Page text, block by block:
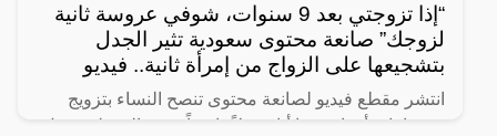
“إذا تزوجتي بعد 9 سنوات، شوفي عروسة ثانية
لزوجك” صانعة محتوى سعودية تثير الجدل
بتشجيعها على الزواج من إمرأة ثانية.. فيديو
انتشر مقطع فيديو لصانعة محتوى تنصح النساء بتزويج
زوجها بامرأة ثانية، ما أثار جدلاً واسعاً. وفي المقطع، تقول